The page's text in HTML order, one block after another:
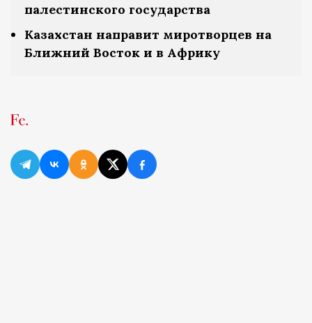
палестинского государства
Казахстан направит миротворцев на
Ближний Восток и в Африку